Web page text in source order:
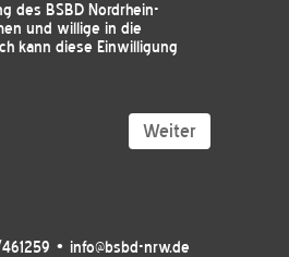
des BSBD Nordrhein-
und willige in die
kann diese Einwilligung
Weiter
• info@bsbd-nrw.de